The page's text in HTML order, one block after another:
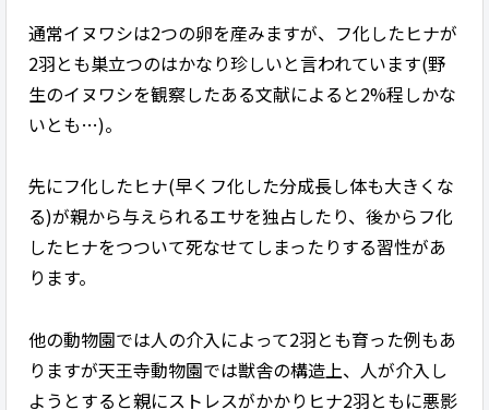
通常イヌワシは2つの卵を産みますが、フ化したヒナが
2羽とも巣立つのはかなり珍しいと言われています(野
生のイヌワシを観察したある文献によると2%程しかな
いとも…)。
先にフ化したヒナ(早くフ化した分成長し体も大きくな
る)が親から与えられるエサを独占したり、後からフ化
したヒナをつついて死なせてしまったりする習性があ
ります。
他の動物園では人の介入によって2羽とも育った例もあ
りますが天王寺動物園では獣舎の構造上、人が介入し
ようとすると親にストレスがかかりヒナ2羽ともに悪影